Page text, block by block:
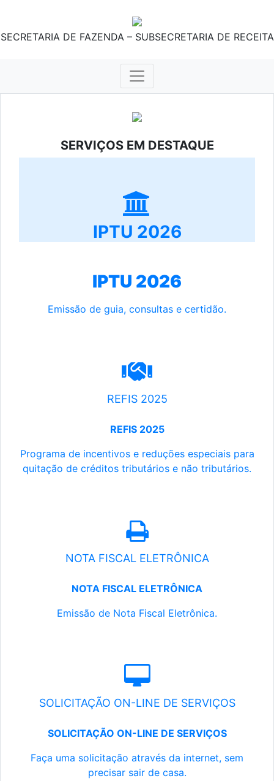
SECRETARIA DE FAZENDA – SUBSECRETARIA DE RECEITA
SERVIÇOS EM DESTAQUE
IPTU 2026
IPTU 2026
Emissão de guia, consultas e certidão.
REFIS 2025
REFIS 2025
Programa de incentivos e reduções especiais para
quitação de créditos tributários e não tributários.
NOTA FISCAL ELETRÔNICA
NOTA FISCAL ELETRÔNICA
Emissão de Nota Fiscal Eletrônica.
SOLICITAÇÃO ON-LINE DE SERVIÇOS
SOLICITAÇÃO ON-LINE DE SERVIÇOS
Faça uma solicitação através da internet, sem
precisar sair de casa.